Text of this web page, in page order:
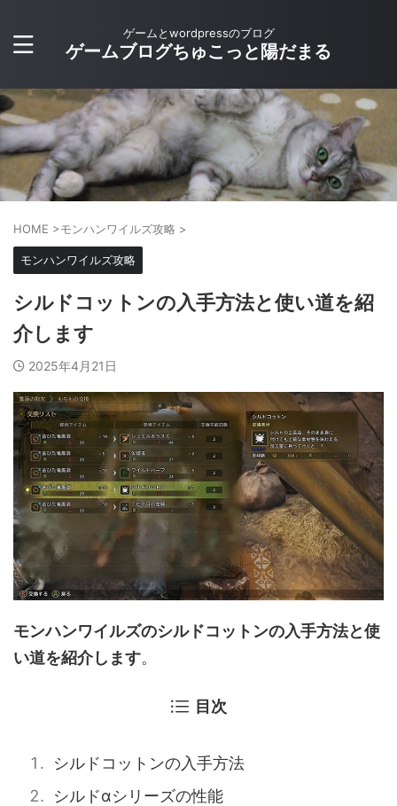
ゲームとwordpressのブログ
ゲームブログちゅこっと陽だまる
HOME >モンハンワイルズ攻略 >
モンハンワイルズ攻略
シルドコットンの入手方法と使い道を紹
介します
2025年4月21日
モンハンワイルズのシルドコットンの入手方法と使
い道を紹介します。
目次
シルドコットンの入手方法
シルドαシリーズの性能